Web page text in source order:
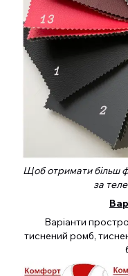
Щоб отримати більш
за
Варіанти
тиснений ромб,